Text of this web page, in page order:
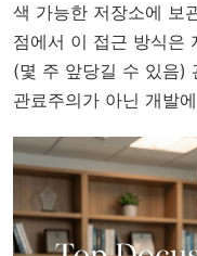
색 가능한 저장소에 보
점에서 이 접근 방식은
(몇 주 앞당길 수 있음)
관료주의가 아닌 개발